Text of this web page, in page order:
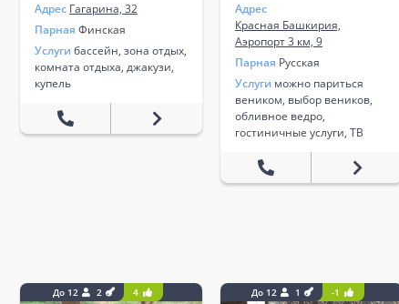
Адрес Гагарина, 32
Парная Финская
Услуги бассейн, зона отдых,
комната отдыха, джакузи,
купель
Адрес
Красная Башкирия,
Аэропорт 3 км, 9
Парная Русская
Услуги можно париться
веником, выбор веников,
обливное ведро,
гостиничные услуги, ТВ
До 12 2 4 До 12 1 -1